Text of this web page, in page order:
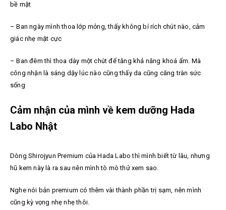
bề mặt
– Ban ngày mình thoa lớp mỏng, thấy không bí rích chút nào, cảm
giác nhẹ mặt cực
– Ban đêm thì thoa dày một chút để tăng khả năng khoá ẩm. Mà
công nhận là sáng dậy lúc nào cũng thấy da cũng căng tràn sức
sống
Cảm nhận của mình về kem dưỡng Hada
Labo Nhật
Dòng Shirojyun Premium của Hada Labo thì mình biết từ lâu, nhưng
hũ kem này là ra sau nên mình tò mò thử xem sao.
Nghe nói bản premium có thêm vài thành phần trị sạm, nên mình
cũng kỳ vọng nhẹ nhẹ thôi.